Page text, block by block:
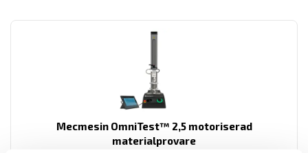
Mecmesin OmniTest™ 2,5 motoriserad
materialprovare